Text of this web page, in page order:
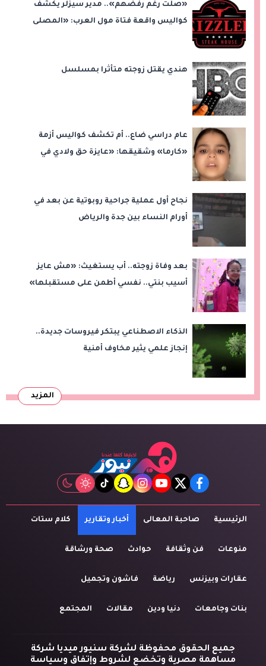
«صلّت رغم رفضهم».. مدير سيزلر يكشف
كواليس واقعة فتاة مول العرب: «المصلى
هندي يقتل زوجته متأثرا بمسلسل
عام دراسي ضاع.. أم تكشف كواليس أزمة
«كارما» وشقيقها: «عايزة حق ولادي في
نجاح أول عملية جراحية روبوتية عن بعد في
أورام النساء بين جدة والرياض
بعد وفاة زوجته.. أب يستغيث: «مش عايز
أسيب بنتي.. نفسي أطمن على مستقبلها»
الذكاء الاصطناعي يبتكر فيروسات جديدة..
إنجاز علمي يثير مخاوف أمنية
المزيد
facebook
twitter
youtube
instagram
snapchat
tiktok
الرئيسية صاحبة المعالى أخبار وتقارير كلام ستات
منوعات فن وثقافة حوادث صحة ورشاقة
عقارات وبيزنس رياضة فاشون وتجميل
بنات وجامعات دنيا ودين مقالات المجتمع
جميع الحقوق محفوظة لشركة سنيور ميديا شركة
مساهمة مصرية وتخضع لشروط وإتفاق وسياسة